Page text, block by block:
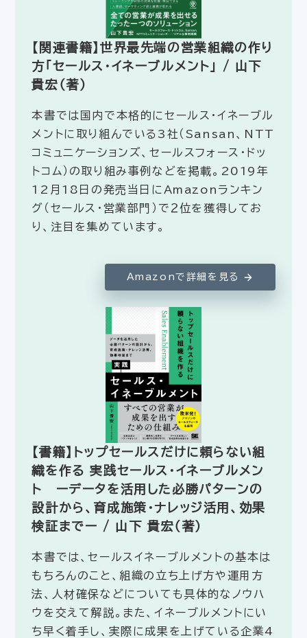
【関連書籍】世界最先端の営業組織の作り
方「セールス・イネーブルメント」 / 山下
貴宏（著）
本書では国内で本格的にセールス・イネーブル
メントに取り組んでいる3社（Sansan、NTT
コミュニケーションズ、セールスフォース・ドッ
トコム）の取り組み事例などを掲載。2019年
12月18日の発売当日にAmazonランキン
グ（セールス・営業部門）で２位を獲得してお
り、注目を集めています。
Amazonで詳細を見る
【書籍】トップセールスだけに頼らない組
織を作る 実践セールス・イネーブルメン
ト ーデータを活用した必勝パターンの
設計から、育成施策・ナレッジ活用、効果
検証までー / 山下 貴宏（著）
本書では、セールスイネーブルメントの基本は
もちろんのこと、組織の立ち上げ方や運用方
法、人材確保などについても具体的なノウハ
ウを交えて解説。また、イネーブルメントにい
ち早く着手し、実際に成果を上げている企業4